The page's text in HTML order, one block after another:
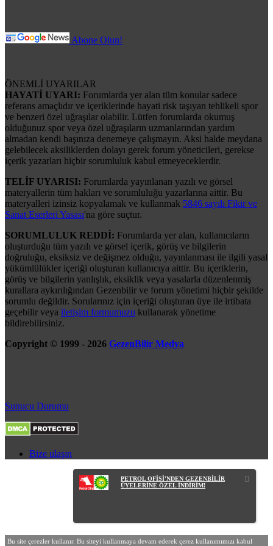
Abone Olun!
ÖNEMLİ UYARILAR
HAYATİ UYARI: Forumlarda yer alan tüm konular sadece
referans amaçlıdır ve içeriklerinde hayati risk taşıyan tehlikeli spor
ve benzeri özel uğraşılar olabilir. Lütfen forumlarda okumuş
olduğunuz spor veya özel uğraşıların uzmanlarından yardım
almadan kendi başınıza denemeye çalışmayın. Aksi halde meydana
gelebilecek aksiliklerden dolayı gerek forum yöneticileri, gerekse
içerik yazarları hiçbir sorumluluk kabul etmeyeceklerdir.
TELİF UYARISI: Forumlarda yayınlanan yazılı ve görsel
materyallerin tüm hakları ve sorumluluğu yazarlarına aittir. Bu
materyalleri izinsiz kopyalamak ve kullanmak 5846 sayılı Fikir ve
Sanat Eserleri Yasası'na göre suçtur.
SORUMLULUK REDDİ: Forumlarda yer alan, kullanıcıların
oluşturduğu tüm yazılı ve görsel içerik, görüş ve bilgilerin
doğruluğu, eksiksiz ve değişmez olduğu, yayınlanması ile ilgili yasal
yükümlülükler içeriği oluşturan kullanıcıya aittir. Bu içeriklerin,
görüş ve bilgilerin yanlışlık, eksiklik veya yasalarla düzenlenmiş
kurallara aykırılığından Gezenbilir ve forum yönetimi hiçbir şekilde
sorumlu değildir. Sorularınız için içeriği oluşturan üye ile irtibata
geçebilir veya iletişim formumuzu kullanarak yönetime
bildirebilirsiniz.
Copyright © 1999 - 2026 GezenBilir Medya
Sunucu Durumu
Bize ulaşın
PETROL OFİSİ'NDEN GEZENBİLİR
ÜYELERİNE ÖZEL İNDİRİM!
Bu site çerezler kullanır. Bu siteyi kullanmaya devam ederek çerez kullanımımızı kabul